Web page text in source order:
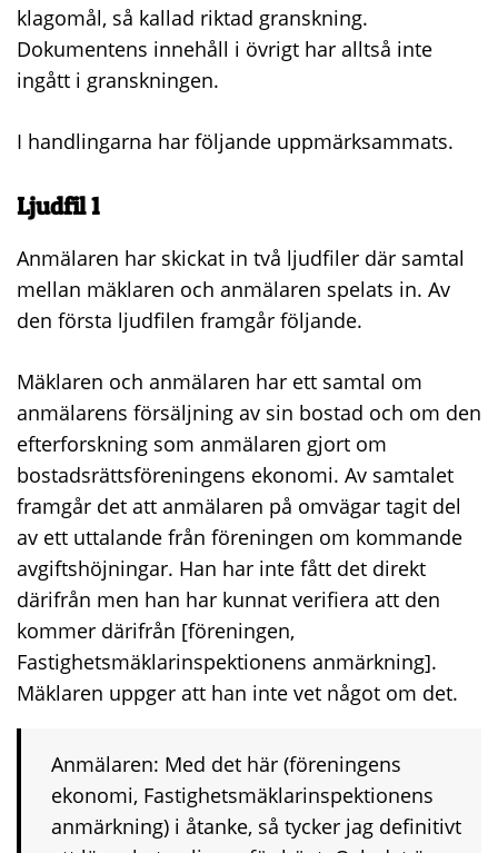
klagomål, så kallad riktad granskning.
Dokumentens innehåll i övrigt har alltså inte
ingått i granskningen.
I handlingarna har följande uppmärksammats.
Ljudfil 1
Anmälaren har skickat in två ljudfiler där samtal
mellan mäklaren och anmälaren spelats in. Av
den första ljudfilen framgår följande.
Mäklaren och anmälaren har ett samtal om
anmälarens försäljning av sin bostad och om den
efterforskning som anmälaren gjort om
bostadsrättsföreningens ekonomi. Av samtalet
framgår det att anmälaren på omvägar tagit del
av ett uttalande från föreningen om kommande
avgiftshöjningar. Han har inte fått det direkt
därifrån men han har kunnat verifiera att den
kommer därifrån [föreningen,
Fastighetsmäklarinspektionens anmärkning].
Mäklaren uppger att han inte vet något om det.
Anmälaren: Med det här (föreningens
ekonomi, Fastighetsmäklarinspektionens
anmärkning) i åtanke, så tycker jag definitivt